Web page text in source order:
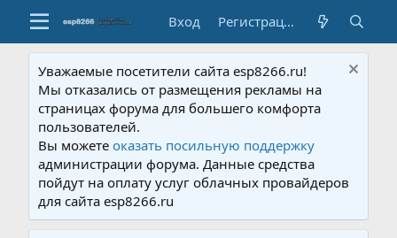
Вход Регистрация
Уважаемые посетители сайта esp8266.ru!
Мы отказались от размещения рекламы на
страницах форума для большего комфорта
пользователей.
Вы можетеоказать посильную поддержку
администрации форума. Данные средства
пойдут на оплату услуг облачных провайдеров
для сайта esp8266.ru